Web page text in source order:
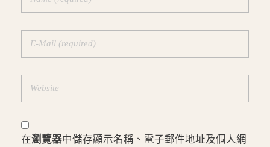
在瀏覽器中儲存顯示名稱、電子郵件地址及個人網